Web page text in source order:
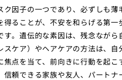
ク因子の一つであり、必ずしも
ることが、不安を和らげる第
。遺伝的な素因は、残念ながら
ケア）やヘアケアの方法は、自
焦点を当て、前向きに行動を起
頼できる家族や友人、パートナ